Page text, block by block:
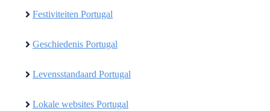
Festiviteiten Portugal
Geschiedenis Portugal
Levensstandaard Portugal
Lokale websites Portugal